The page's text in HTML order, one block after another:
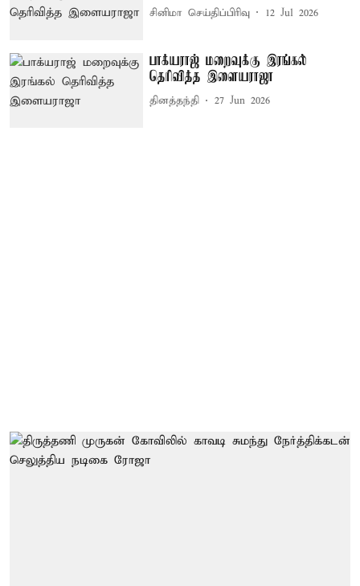
சினிமா செய்திப்பிரிவு 12 Jul 2026
பாக்யராஜ் மறைவுக்கு இரங்கல்
தெரிவித்த இளையராஜா
தினத்தந்தி 27 Jun 2026